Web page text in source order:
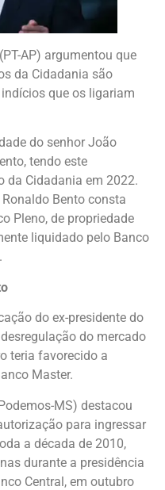
AP) argumentou que
da Cidadania são
que os ligariam
do senhor João
tendo este
da Cidadania em 2022.
Bento consta
Pleno, de propriedade
liquidado pelo Banco
do ex-presidente do
do mercado
teria favorecido a
Master.
MS) destacou
para ingressar
a década de 2010,
durante a presidência
Central, em outubro